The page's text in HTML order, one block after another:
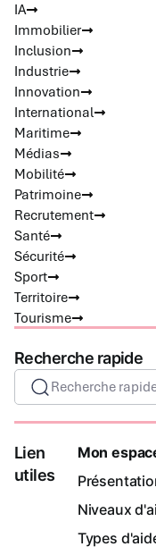
IA
Immobilier
Inclusion
Industrie
Innovation
International
Maritime
Médias
Mobilité
Patrimoine
Recrutement
Santé
Sécurité
Sport
Territoire
Tourisme
Recherche rapide
Recherche
Lien
utiles
Mon
Niveaux
Types